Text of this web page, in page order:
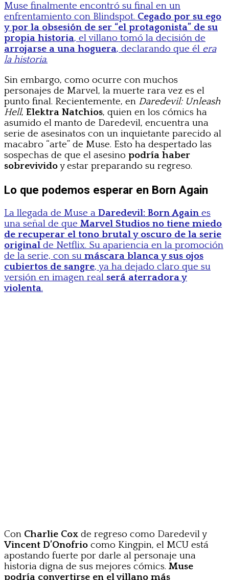
Muse finalmente encontró su final en un
enfrentamiento con Blindspot. Cegado por su ego
y por la obsesión de ser “el protagonista” de su
propia historia, el villano tomó la decisión de
arrojarse a una hoguera, declarando que él era
la historia.
Sin embargo, como ocurre con muchos
personajes de Marvel, la muerte rara vez es el
punto final. Recientemente, en Daredevil: Unleash
Hell, Elektra Natchios, quien en los cómics ha
asumido el manto de Daredevil, encuentra una
serie de asesinatos con un inquietante parecido al
macabro “arte” de Muse. Esto ha despertado las
sospechas de que el asesino podría haber
sobrevividoy estar preparando su regreso.
Lo que podemos esperar en Born Again
La llegada de Muse a Daredevil: Born Again es
una señal de que Marvel Studios no tiene miedo
de recuperar el tono brutal y oscuro de la serie
original de Netflix. Su apariencia en la promoción
de la serie, con su máscara blanca y sus ojos
cubiertos de sangre, ya ha dejado claro que su
versión en imagen real será aterradora y
violenta.
Con Charlie Cox de regreso como Daredevil y
Vincent D’Onofrio como Kingpin, el MCU está
apostando fuerte por darle al personaje una
historia digna de sus mejores cómics. Muse
podría convertirse en el villano más